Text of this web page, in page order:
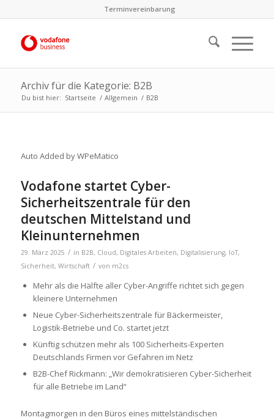
Terminvereinbarung
Archiv für die Kategorie: B2B
Du bist hier: Startseite / Allgemein / B2B
Auto Added by WPeMatico
Vodafone startet Cyber-
Sicherheitszentrale für den
deutschen Mittelstand und
Kleinunternehmen
29. März 2025 / in B2B, Cloud, Digitales Arbeiten, Digitalisierung, IoT,
Sicherheit, Wirtschaft / von m2cs
Mehr als die Hälfte aller Cyber-Angriffe richtet sich gegen
kleinere Unternehmen
Neue Cyber-Sicherheitszentrale für Bäckermeister,
Logistik-Betriebe und Co. startet jetzt
Künftig schützen mehr als 100 Sicherheits-Experten
Deutschlands Firmen vor Gefahren im Netz
B2B-Chef Rickmann: „Wir demokratisieren Cyber-Sicherheit
für alle Betriebe im Land“
Montagmorgen in den Büros eines mittelständischen